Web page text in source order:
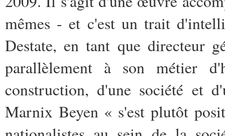
mêmes - et c'est un trait
Destate, en tant que directeur
parallèlement à son métier
construction, d'une société et
Marnix Beyen « s'est plutôt